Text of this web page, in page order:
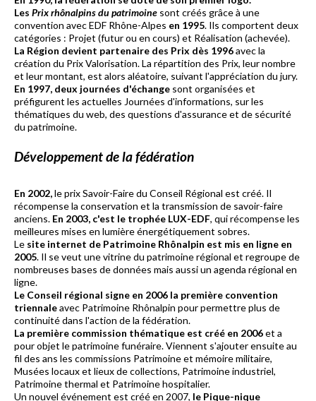
Les Prix rhônalpins du patrimoine sont créés grâce à une
convention avec EDF Rhône-Alpes en 1995. Ils comportent deux
catégories : Projet (futur ou en cours) et Réalisation (achevée).
La Région devient partenaire des Prix dès 1996avec la
création du Prix Valorisation. La répartition des Prix, leur nombre
et leur montant, est alors aléatoire, suivant l'appréciation du jury.
En 1997, deux journées d'échange sont organisées et
préfigurent les actuelles Journées d'informations, sur les
thématiques du web, des questions d'assurance et de sécurité
du patrimoine.
Développement de la fédération
En 2002,le prix Savoir-Faire du Conseil Régional est créé. Il
récompense la conservation et la transmission de savoir-faire
anciens. En 2003, c'est le trophée LUX-EDF, qui récompense les
meilleures mises en lumière énergétiquement sobres.
Le site internet de Patrimoine Rhônalpin est mis en ligne en
2005. Il se veut une vitrine du patrimoine régional et regroupe de
nombreuses bases de données mais aussi un agenda régional en
ligne.
Le Conseil régional signe en 2006 la première convention
triennaleavec Patrimoine Rhônalpin pour permettre plus de
continuité dans l'action de la fédération.
La première commission thématique est créé en 2006et a
pour objet le patrimoine funéraire. Viennent s'ajouter ensuite au
fil des ans les commissions Patrimoine et mémoire militaire,
Musées locaux et lieux de collections, Patrimoine industriel,
Patrimoine thermal et Patrimoine hospitalier.
Un nouvel événement est créé en 2007, le Pique-nique